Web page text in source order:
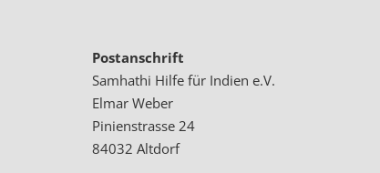
Postanschrift
Samhathi Hilfe für Indien e.V.
Elmar Weber
Pinienstrasse 24
84032 Altdorf